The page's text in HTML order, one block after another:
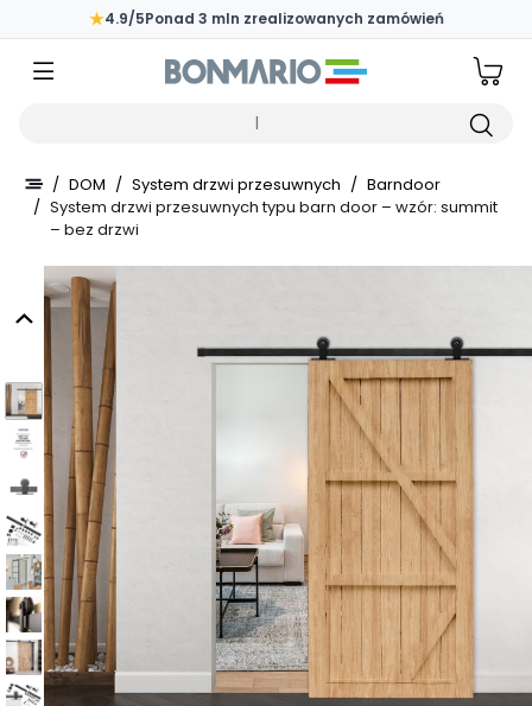
Przejdź do głównej zawartości strony
★4.9/5Ponad 3 mln zrealizowanych zamówień
/ DOM / System drzwi przesuwnych / Barndoor
/ System drzwi przesuwnych typu barn door – wzór: summit
– bez drzwi